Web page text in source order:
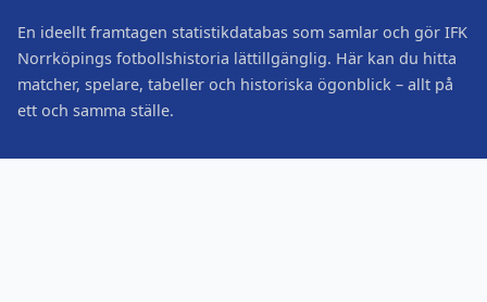
En ideellt framtagen statistikdatabas som samlar och gör IFK
Norrköpings fotbollshistoria lättillgänglig. Här kan du hitta
matcher, spelare, tabeller och historiska ögonblick – allt på
ett och samma ställe.